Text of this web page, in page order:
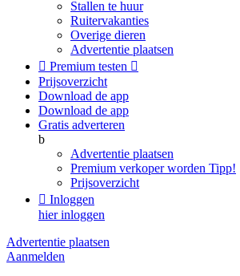
Stallen te huur
Ruitervakanties
Overige dieren
Advertentie plaatsen
 Premium testen 
Prijsoverzicht
Download de app
Download de app
Gratis adverteren
b
Advertentie plaatsen
Premium verkoper worden Tipp!
Prijsoverzicht
 Inloggen
hier inloggen
Advertentie plaatsen
Aanmelden